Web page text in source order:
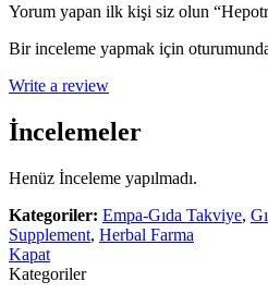
Yorum yapan ilk kişi siz olun
Bir inceleme yapmak için
Write a review
İncelemeler
Henüz İnceleme yapılmadı.
Kategoriler: Empa-Gıda Takviye,
Supplement, Herbal Farma
Kapat
Kategoriler